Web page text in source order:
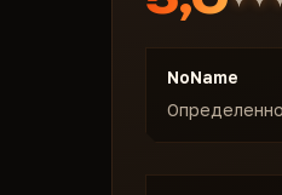
NoName